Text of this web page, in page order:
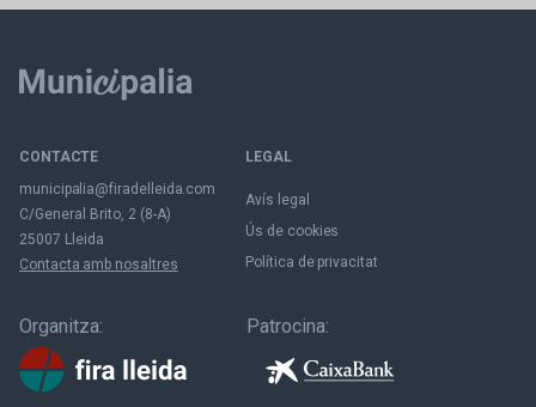
CONTACTE
municipalia@firadelleida.com
C/General Brito, 2 (8-A)
25007 Lleida
Contacta amb nosaltres
LEGAL
Avís legal
Ús de cookies
Política de privacitat
Organitza: Patrocina: